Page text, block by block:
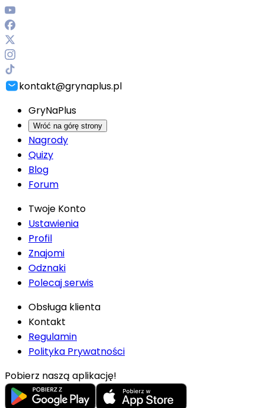
kontakt@grynaplus.pl
GryNaPlus
Wróć na górę strony
Nagrody
Quizy
Blog
Forum
Twoje Konto
Ustawienia
Profil
Znajomi
Odznaki
Polecaj serwis
Obsługa klienta
Kontakt
Regulamin
Polityka Prywatności
Pobierz naszą aplikację!